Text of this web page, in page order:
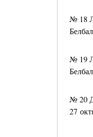
№ 18
№ 19
№ 20
27